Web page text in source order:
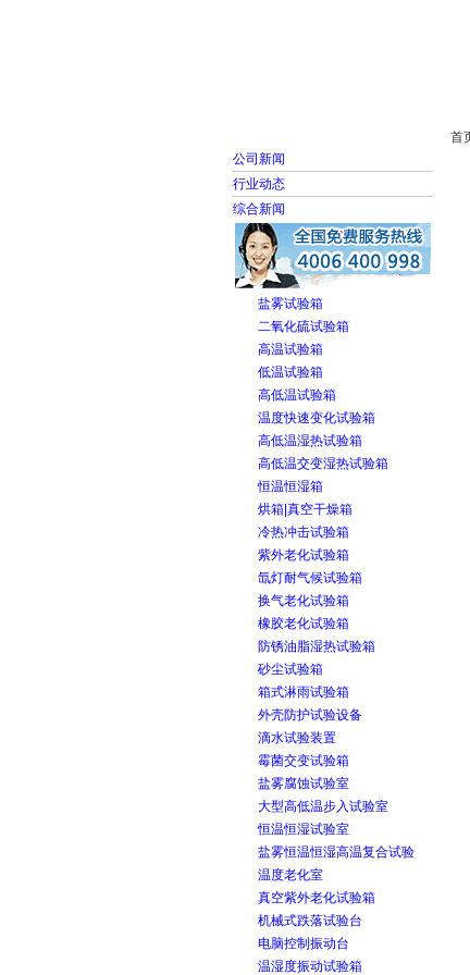
公司新闻
行业动态
综合新闻
盐雾试验箱
二氧化硫试验箱
高温试验箱
低温试验箱
高低温试验箱
温度快速变化试验箱
高低温湿热试验箱
高低温交变湿热试验箱
恒温恒湿箱
烘箱|真空干燥箱
冷热冲击试验箱
紫外老化试验箱
氙灯耐气候试验箱
换气老化试验箱
橡胶老化试验箱
防锈油脂湿热试验箱
砂尘试验箱
箱式淋雨试验箱
外壳防护试验设备
滴水试验装置
霉菌交变试验箱
盐雾腐蚀试验室
大型高低温步入试验室
恒温恒湿试验室
盐雾恒温恒湿高温复合试验
温度老化室
真空紫外老化试验箱
机械式跌落试验台
电脑控制振动台
温湿度振动试验箱
首